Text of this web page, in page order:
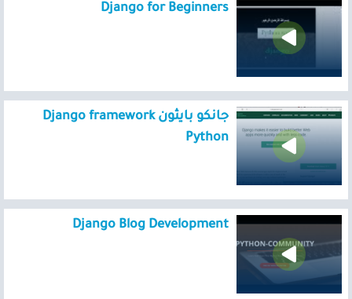
Django for Beginners
جانكو بايثون Django framework
Python
Django Blog Development